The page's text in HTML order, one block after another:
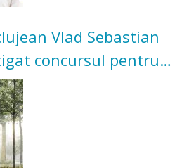
Vlad Sebastian
concursul pentru
Grădinii Casei